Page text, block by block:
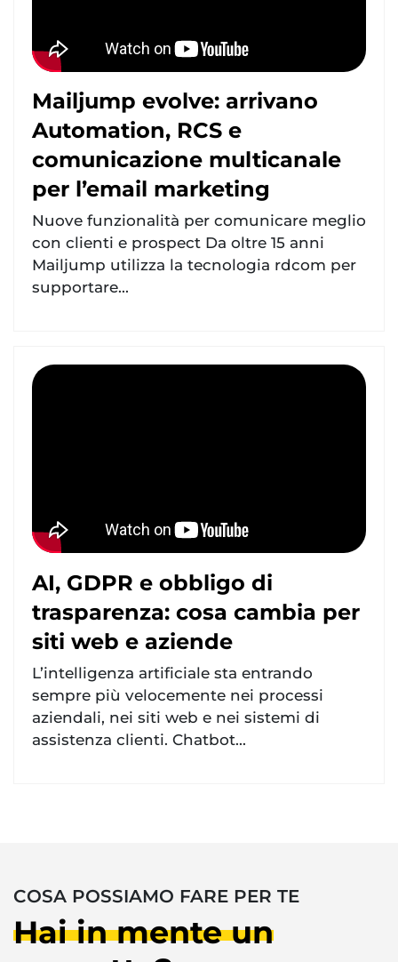
Mailjump evolve: arrivano
Automation, RCS e
comunicazione multicanale
per l’email marketing
Nuove funzionalità per comunicare meglio
con clienti e prospect Da oltre 15 anni
Mailjump utilizza la tecnologia rdcom per
supportare...
AI, GDPR e obbligo di
trasparenza: cosa cambia per
siti web e aziende
L’intelligenza artificiale sta entrando
sempre più velocemente nei processi
aziendali, nei siti web e nei sistemi di
assistenza clienti. Chatbot...
COSA POSSIAMO FARE PER TE
Hai in mente un